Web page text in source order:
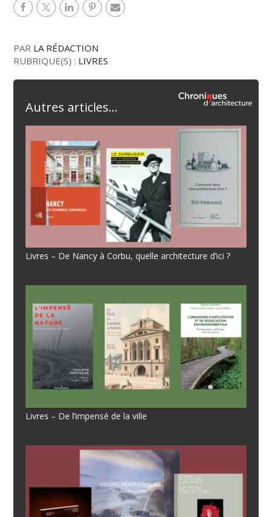
PAR LA RÉDACTION
RUBRIQUE(S) : LIVRES
Autres articles...
Livres – De Nancy à Corbu, quelle architecture d’ici ?
Livres – De l’impensé de la ville